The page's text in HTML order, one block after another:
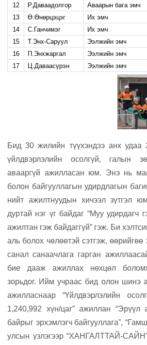
12
Р.Даваадолгор Аваарын бага эмч
13
Ө.Өнөрцэцэг Их эмч
14
С.Ганчимэг Их эмч
15
Т.Энх-Саруул Ээлжийн эмч
16
П.Энхжаргал Ээлжийн эмч
17
Ц.Даваасүрэн Ээлжийн эмч
Бид 30 жилийн түүхэндээ анх удаа
үйлдвэрлэлийн осолгүй, галын
авааргүй ажилласан юм. Энэ нь
болон байгууллагын удирдлагын
нийт ажилтнуудын хичээл зүтгэл
дуртай нэг үг байдаг “Муу удирдагч
ажилтан гэж байдаггүй” гэж. Би
аль болох чөлөөтэй сэтгэж,
санал санаачлага гарган
бие дааж ажиллах нөхцөл
зорьдог. Ийм учраас бид олон шинэ
ажилласнаар “Үйлдвэрлэлийн
1,240,992 хүн/цаг” ажиллан “Эрүүл
байрыг эрхэмлэгч байгууллага”,
улсын үзлэгээр “ХАНГАЛТТАЙ-